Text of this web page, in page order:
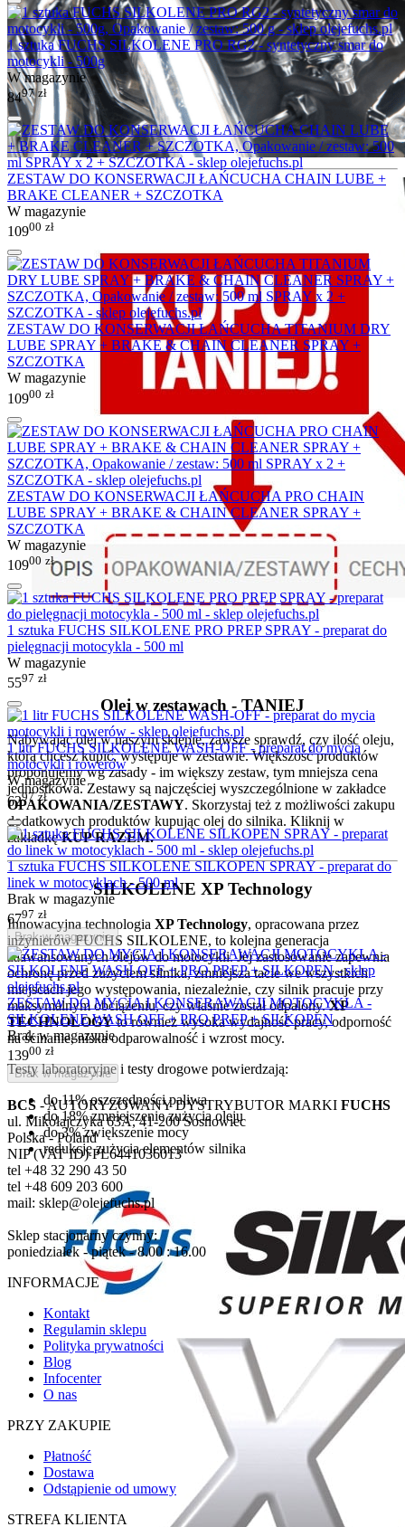
Olej w zestawach - TANIEJ
Nabywając olej w naszym sklepie, zawsze sprawdź, czy ilość oleju,
którą chcesz kupić, występuje w zestawie. Większość produktów
proponujemy wg zasady - im większy zestaw, tym mniejsza cena
jednostkowa. Zestawy są najczęściej wyszczególnione w zakładce
OPAKOWANIA/ZESTAWY. Skorzystaj też z możliwości zakupu
dodatkowych produktów kupując olej do silnika. Kliknij w
zakładkęKUP RAZEM.
SILKOLENE XP Technology
Innowacyjna technologia XP Technology, opracowana przez
inżynierów FUCHS SILKOLENE, to kolejna generacja
zaawansowanych olejów do motocykli. Jej zastosowanie zapewnia
ochronę przed zużyciem silnika, zmniejsza tacie we wszystkich
miejscach jego występowania, niezależnie, czy silnik pracuje przy
maksymalnym obciążeniu, czy właśnie został odpalony.XP
TECHNOLOGYto również wysoka wydajność pracy, odporność
na ścinanie, niska odparowalność i wzrost mocy.
Testy laboratoryjne i testy drogowe potwierdzają:
do 11% oszczędności paliwa
do 18% zmniejszenie zużycia oleju
do 3% zwiększenie mocy
redukcję zużycia elementów silnika
1 sztuka FUCHS SILKOLENE PRO RG2 - syntetyczny smar do
motocykli - 500g
W magazynie
8497 zł
ZESTAW DO KONSERWACJI ŁAŃCUCHA CHAIN LUBE +
BRAKE CLEANER + SZCZOTKA
W magazynie
10900 zł
ZESTAW DO KONSERWACJI ŁAŃCUCHA TITANIUM DRY
LUBE SPRAY + BRAKE & CHAIN CLEANER SPRAY +
SZCZOTKA
W magazynie
10900 zł
ZESTAW DO KONSERWACJI ŁAŃCUCHA PRO CHAIN
LUBE SPRAY + BRAKE & CHAIN CLEANER SPRAY +
SZCZOTKA
W magazynie
10900 zł
1 sztuka FUCHS SILKOLENE PRO PREP SPRAY - preparat do
pielęgnacji motocykla - 500 ml
W magazynie
5597 zł
1 litr FUCHS SILKOLENE WASH-OFF - preparat do mycia
motocykli i rowerów
W magazynie
6297 zł
1 sztuka FUCHS SILKOLENE SILKOPEN SPRAY - preparat do
linek w motocyklach - 500 ml
Brak w magazynie
6797 zł
Brak w magazynie
ZESTAW DO MYCIA I KONSERAWACJI MOTOCYKLA -
SILKOLENE WASH OFF + PRO PREP + SILKOPEN
Brak w magazynie
13900 zł
Brak w magazynie
BCS - AUTORYZOWANY DYSTRYBUTOR MARKI FUCHS
ul. Mikołajczyka 63A, 41-200 Sosnowiec
Polska - Poland
NIP (VAT ID) PL6441036013
tel +48 32 290 43 50
tel +48 609 203 600
mail: sklep@olejefuchs.pl
Sklep stacjonarny czynny:
poniedziałek - piątek - 8.00 : 16.00
INFORMACJE
Kontakt
Regulamin sklepu
Polityka prywatności
Blog
Infocenter
O nas
PRZY ZAKUPIE
Płatność
Dostawa
Odstąpienie od umowy
STREFA KLIENTA